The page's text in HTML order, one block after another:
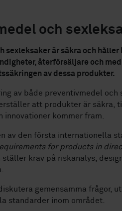
och
är säkra och håller
återförsäljare och
av dessa produkter.
av både preventivmedel och
att produkter är
kommer fram.
av den första internationella
for products in
krav på riskanalys,
gemensamma frågor,
standarder inom området.